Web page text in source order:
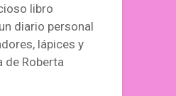
libro
diario personal
lápices y
de Roberta